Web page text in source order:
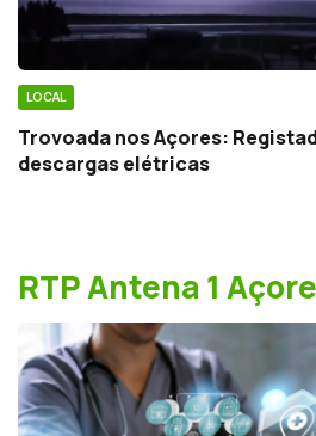
LOCAL
Trovoada nos Açores:
descargas elétricas
RTP Antena 1